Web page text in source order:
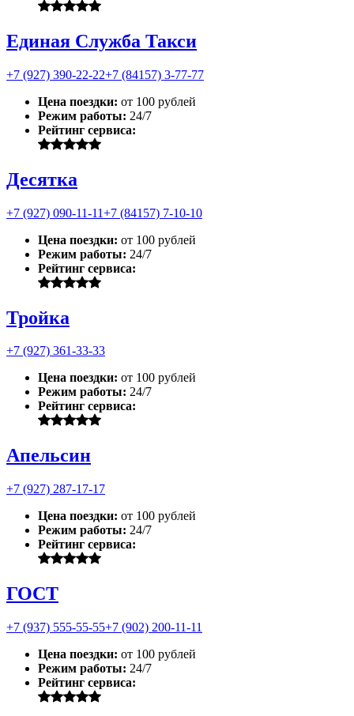
Единая Служба Такси
+7 (927) 390-22-22+7 (84157) 3-77-77
Цена поездки: от 100 рублей
Режим работы: 24/7
Рейтинг сервиса:
Десятка
+7 (927) 090-11-11+7 (84157) 7-10-10
Цена поездки: от 100 рублей
Режим работы: 24/7
Рейтинг сервиса:
Тройка
+7 (927) 361-33-33
Цена поездки: от 100 рублей
Режим работы: 24/7
Рейтинг сервиса:
Апельсин
+7 (927) 287-17-17
Цена поездки: от 100 рублей
Режим работы: 24/7
Рейтинг сервиса:
ГОСТ
+7 (937) 555-55-55+7 (902) 200-11-11
Цена поездки: от 100 рублей
Режим работы: 24/7
Рейтинг сервиса: